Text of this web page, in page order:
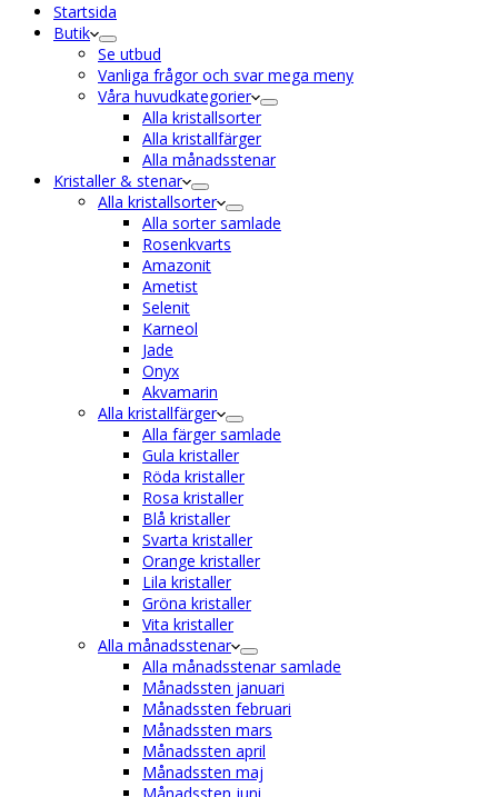
Startsida
Butik
Se utbud
Vanliga frågor och svar mega meny
Våra huvudkategorier
Alla kristallsorter
Alla kristallfärger
Alla månadsstenar
Kristaller & stenar
Alla kristallsorter
Alla sorter samlade
Rosenkvarts
Amazonit
Ametist
Selenit
Karneol
Jade
Onyx
Akvamarin
Alla kristallfärger
Alla färger samlade
Gula kristaller
Röda kristaller
Rosa kristaller
Blå kristaller
Svarta kristaller
Orange kristaller
Lila kristaller
Gröna kristaller
Vita kristaller
Alla månadsstenar
Alla månadsstenar samlade
Månadssten januari
Månadssten februari
Månadssten mars
Månadssten april
Månadssten maj